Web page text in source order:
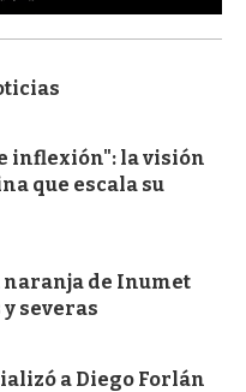
inflexión": la visión
que escala su
naranja de Inumet
severas
a Diego Forlán